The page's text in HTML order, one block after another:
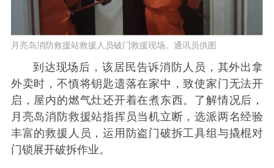
月亮岛消防救援站救援人员破门救援现场。通讯员供图
到达现场后，该居民告诉消防人员，其外出拿
外卖时，不慎将钥匙遗落在家中，致使家门无法开
启，屋内的燃气灶还开着在煮东西。了解情况后，
月亮岛消防救援站指挥员当机立断，选派两名经验
丰富的救援人员，运用防盗门破拆工具组与撬棍对
门锁展开破拆作业。